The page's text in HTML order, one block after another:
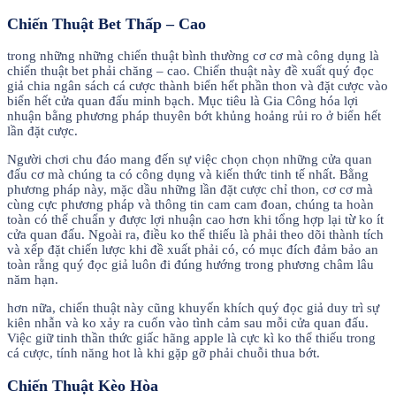
Chiến Thuật Bet Thấp – Cao
trong những những chiến thuật bình thường cơ cơ mà công dụng là
chiến thuật bet phải chăng – cao. Chiến thuật này đề xuất quý đọc
giả chia ngân sách cá cược thành biển hết phần thon và đặt cược vào
biển hết cửa quan đấu minh bạch. Mục tiêu là Gia Công hóa lợi
nhuận bằng phương pháp thuyên bớt khủng hoảng rủi ro ở biển hết
lần đặt cược.
Người chơi chu đáo mang đến sự việc chọn chọn những cửa quan
đấu cơ mà chúng ta có công dụng và kiến thức tinh tế nhất. Bằng
phương pháp này, mặc dầu những lần đặt cược chỉ thon, cơ cơ mà
cùng cực phương pháp và thông tin cam cam đoan, chúng ta hoàn
toàn có thể chuẩn y được lợi nhuận cao hơn khi tổng hợp lại từ ko ít
cửa quan đấu. Ngoài ra, điều ko thể thiếu là phải theo dõi thành tích
và xếp đặt chiến lược khi đề xuất phải có, có mục đích đảm bảo an
toàn rằng quý đọc giả luôn đi đúng hướng trong phương châm lâu
năm hạn.
hơn nữa, chiến thuật này cũng khuyến khích quý đọc giả duy trì sự
kiên nhẫn và ko xảy ra cuốn vào tình cảm sau mỗi cửa quan đấu.
Việc giữ tinh thần thức giấc hãng apple là cực kì ko thể thiếu trong
cá cược, tính năng hot là khi gặp gỡ phải chuỗi thua bớt.
Chiến Thuật Kèo Hòa